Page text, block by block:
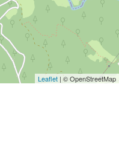
Leaflet | © OpenStreetMap